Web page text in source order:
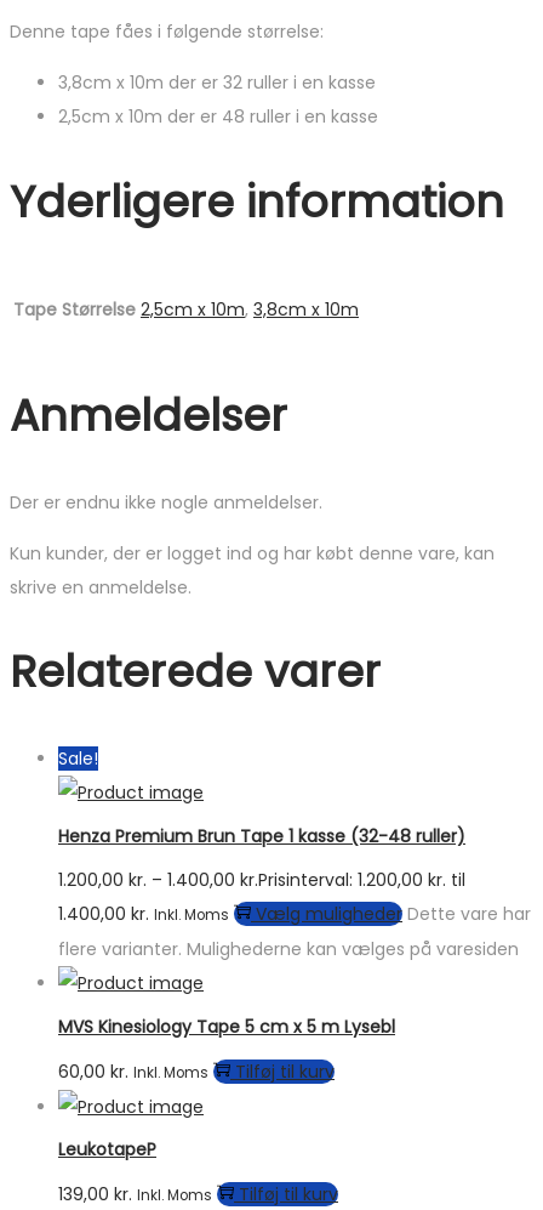
Denne tape fåes i følgende størrelse:
3,8cm x 10m der er 32 ruller i en kasse
2,5cm x 10m der er 48 ruller i en kasse
Yderligere information
Tape Størrelse 2,5cm x 10m, 3,8cm x 10m
Anmeldelser
Der er endnu ikke nogle anmeldelser.
Kun kunder, der er logget ind og har købt denne vare, kan
skrive en anmeldelse.
Relaterede varer
Sale!
Henza Premium Brun Tape 1 kasse (32-48 ruller)
1.200,00 kr. – 1.400,00 kr.Prisinterval: 1.200,00 kr. til
1.400,00 kr. Inkl. Moms Vælg muligheder Dette vare har
flere varianter. Mulighederne kan vælges på varesiden
MVS Kinesiology Tape 5 cm x 5 m Lysebl
60,00 kr. Inkl. Moms Tilføj til kurv
LeukotapeP
139,00 kr. Inkl. Moms Tilføj til kurv